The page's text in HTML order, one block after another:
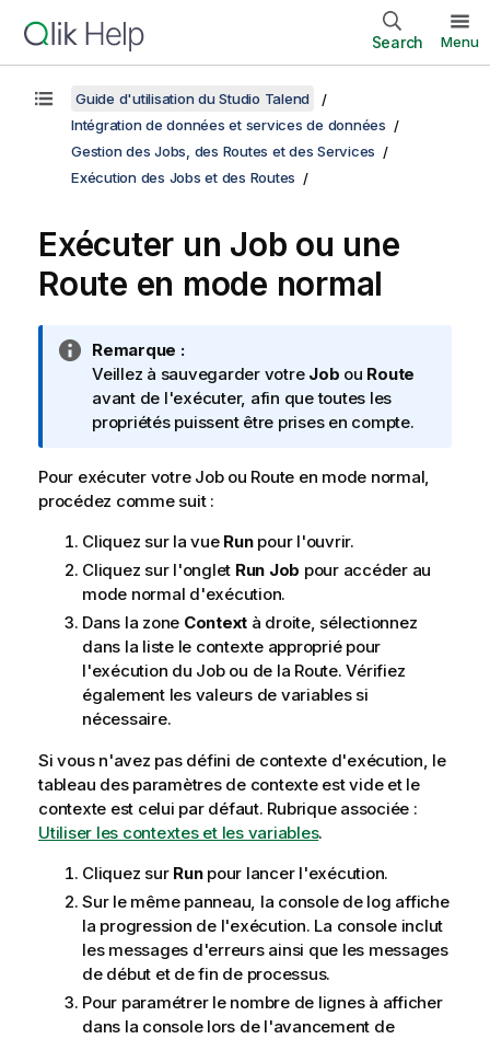
Search Menu
Guide d'utilisation du Studio Talend
Intégration de données et services de données
Gestion des Jobs, des Routes et des Services
Exécution des Jobs et des Routes
Exécuter un Job ou une
Route en mode normal
N
o
t
e
n
f
r
m
a
t
i
o
n
s
Remarque :
Veillez à sauvegarder votre Job ou Route
avant de l'exécuter, afin que toutes les
propriétés puissent être prises en compte.
Pour exécuter votre Job ou Route en mode normal,
procédez comme suit :
Cliquez sur la vue Runpour l'ouvrir.
Cliquez sur l'onglet Run Job pour accéder au
mode normal d'exécution.
Dans la zone Context à droite, sélectionnez
dans la liste le contexte approprié pour
l'exécution du Job ou de la Route. Vérifiez
également les valeurs de variables si
nécessaire.
Si vous n'avez pas défini de contexte d'exécution, le
tableau des paramètres de contexte est vide et le
contexte est celui par défaut. Rubrique associée :
Utiliser les contextes et les variables.
Cliquez sur Runpour lancer l'exécution.
Sur le même panneau, la console de log affiche
la progression de l'exécution. La console inclut
les messages d'erreurs ainsi que les messages
de début et de fin de processus.
Pour paramétrer le nombre de lignes à afficher
dans la console lors de l'avancement de